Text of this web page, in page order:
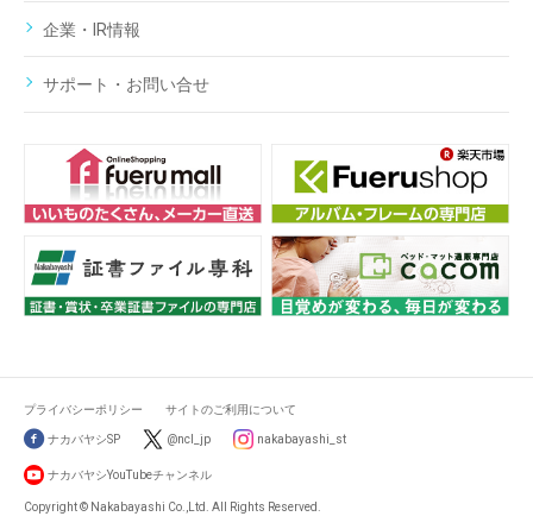
企業・IR情報
サポート・お問い合せ
プライバシーポリシー サイトのご利用について
ナカバヤシSP @ncl_jp nakabayashi_st
ナカバヤシYouTubeチャンネル
Copyright © Nakabayashi Co.,Ltd. All Rights Reserved.